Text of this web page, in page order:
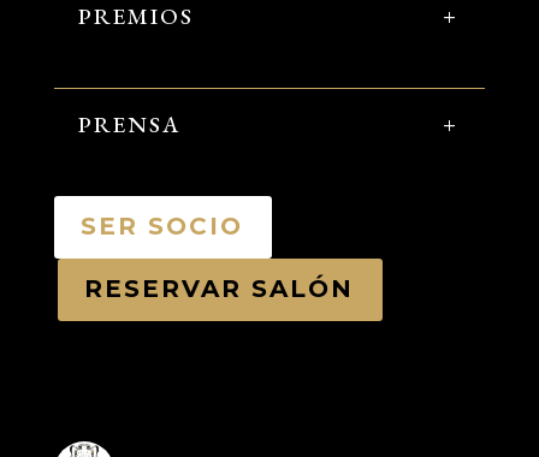
PREMIOS
PRENSA
SER SOCIO
RESERVAR SALÓN